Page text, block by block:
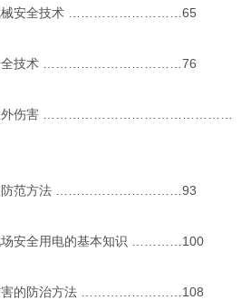
械安全技术 ………………………65
安全技术 ……………………………76
意外伤害 ………………………………………
的防范方法 …………………………93
安全用电的基本知识 …………100
害的防治方法 ……………………108